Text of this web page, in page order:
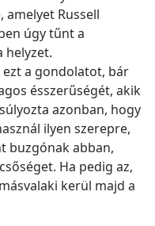
Russell
úgy tűnt a
helyzet.
a gondolatot, bár
ésszerűségét, akik
azonban, hogy
ilyen szerepre,
buzgónak abban,
Ha pedig az,
kerül majd a